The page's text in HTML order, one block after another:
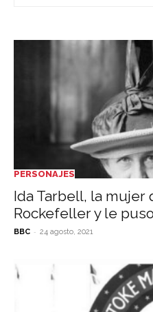
PERSONAJES
Ida Tarbell, la
Rockefeller y le
BBC - 24 agosto, 2021